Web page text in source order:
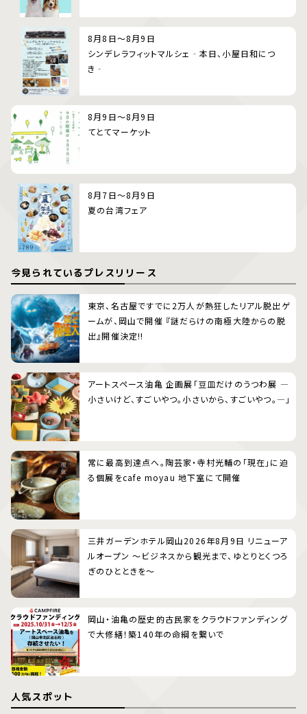
8月8日～8月9日
シンデレラフィットマルシェ‐本日、小屋日和につ
き‐
8月9日～8月9日
てとてマーケット
8月7日～8月9日
夏の台湾フェア
今見られているプレスリリース
東京、名古屋ですでに2万人が熱狂したリアル脱出ゲ
ームが、岡山で開催 『謎だらけの南極大陸からの脱
出』開催決定!!
アートスペース油亀 企画展「豆皿だけのうつわ展 ―
小さいけど、すごいやつ。小さいから、すごいやつ。―」
常に最高到達点へ。陶芸家・寺村光輔の「現在」に迫
る個展をcafe moyau 地下室にて開催
三井ガーデンホテル岡山2026年8月9日 リニューア
ルオープン 〜ビジネスから観光まで、ゆとりとくつろ
ぎのひとときを〜
岡山・油亀の歴史的古民家をクラウドファンディング
で大修繕！築140年の命綱を繋いで
人気スポット